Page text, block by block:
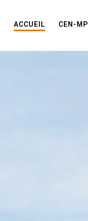
ACCUEIL CEN-MP